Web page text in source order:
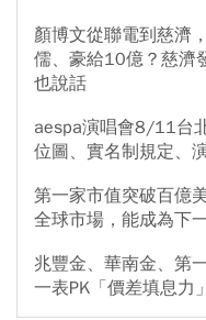
顏博文從聯電到慈濟
儒、豪給10億？慈濟
也說話
aespa演唱會8/11台
位圖、實名制規定、
第一家市值突破百億
全球市場，能成為下
兆豐金、華南金、第
一表PK「價差填息力